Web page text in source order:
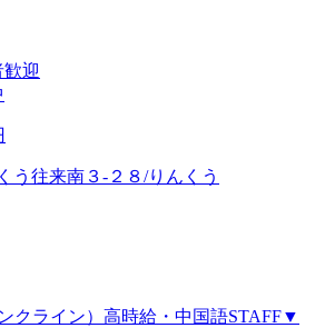
迎
う往来南３‐２８/りんくう
クライン）高時給・中国語STAFF▼